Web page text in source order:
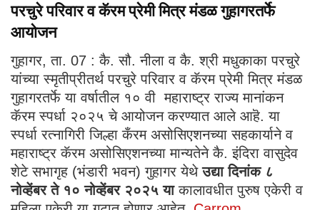
परचुरे परिवार व कॅरम प्रेमी मित्र मंडळ गुहागरतर्फे
आयोजन
गुहागर, ता. 07 : कै. सौ. नीला व कै. श्री मधुकाका परचुरे
यांच्या स्मृतीप्रीतर्थ परचुरे परिवार व कॅरम प्रेमी मित्र मंडळ
गुहागरतर्फे या वर्षातील १० वी महाराष्ट्र राज्य मानांकन
कॅरम स्पर्धा २०२५ चे आयोजन करण्यात आले आहॆ. या
स्पर्धा रत्नागिरी जिल्हा कँरम असोसिएशनच्या सहकार्याने व
महाराष्ट्र कॅरम असोसिएशनच्या मान्यतेने कै. इंदिरा वासुदेव
शेटे सभागृह (भंडारी भवन) गुहागर येथेउद्या दिनांक ८
नोव्हेंबर ते १० नोव्हेंबर २०२५ याकालावधीत पुरुष एकेरी व